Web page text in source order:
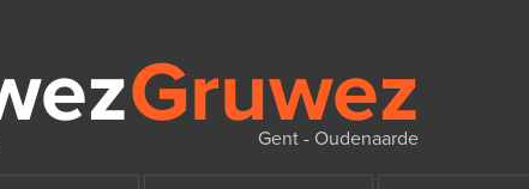
Gent - Oudenaarde